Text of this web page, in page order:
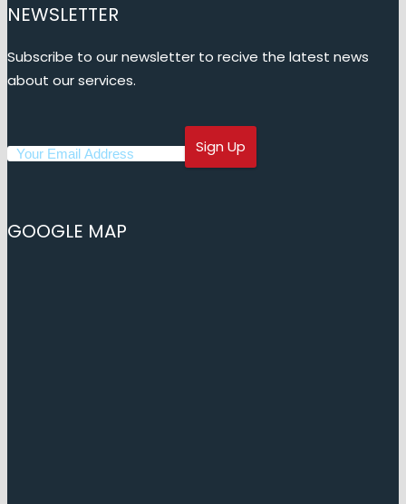
NEWSLETTER
Subscribe to our newsletter to recive the latest news
about our services.
GOOGLE MAP